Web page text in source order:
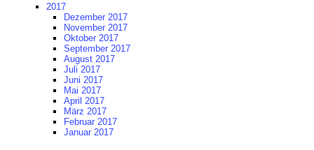
2017
Dezember 2017
November 2017
Oktober 2017
September 2017
August 2017
Juli 2017
Juni 2017
Mai 2017
April 2017
März 2017
Februar 2017
Januar 2017